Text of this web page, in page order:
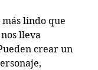
lindo que
lleva
crear un